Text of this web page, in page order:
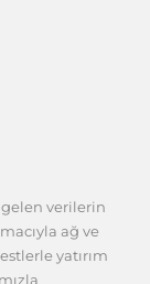
verilerin
ağ ve
yatırım